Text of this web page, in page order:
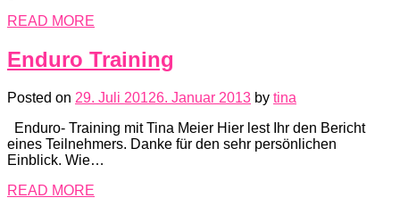
READ MORE
Enduro Training
Posted on 29. Juli 20126. Januar 2013 by tina
Enduro- Training mit Tina Meier Hier lest Ihr den Bericht
eines Teilnehmers. Danke für den sehr persönlichen
Einblick. Wie…
READ MORE